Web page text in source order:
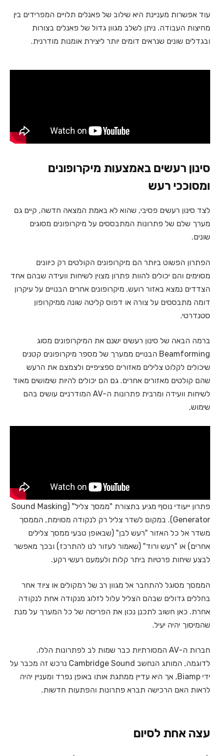
עוד אפשרות מעניינת היא שילוב של פאנלים תלויים המפרידים בין
מחיצות העבודה. ניתן לשלב מגוון גדול של פאנלים בצורות
ובגדלים שונים שנראים דומים יותר ליצירת אומנות מודרנית.
סינון רעשים באמצעות מיקרופונים
ומסוככי רעש
לצד סינון רעשים פסיבי, שהוא לא באמת המצאה חדשה, קיים גם
מערך שלם של פתרונות המתבססים על מיקרופונים מסוגים
שונים.
הפתרון הפשוט ביותר הם מיקרופונים הקולטים רק כיוונים
מסוימים והם יכולים להוות פתרון מצוין לשיחות וועידה שבהם אחד
הצדדים נמצא באזור רועש. מיקרופונים אחרים הבנויים על עיקרון
דומה מתבססים על צורה או דפוס קליטה שונה ממיקרופון
סטנדרטי.
ברמה הבאה של סינון רעשים ישנם את המיקרופונים מסוג
Beamforming הבנויים ממערך של מספר מיקרופונים קטנים
שיכולים לקלוט צלילים מאזורים ספציפיים ולצמצם את הרעש
שהם קולטים מאזורים אחרים. גם הם יכולים להיות שימושים מאוד
לשיחות וועידה ומרבית פתרונות ה-AV המודרניים עושים בהם
שימוש,
פתרון ייעודי נוסף מגיע בתצורת "ממסך צליל" (Sound Masking
Generator). במקום לשדר צליל רק לנקודה מסוימת, הממסך
משדר אל כל האזור "רעש לבן" (שבאופן טבעי ממסך צלילים
אחרים) או "רעש ורוד" (שאמור לעזור לנו להתרכז) ובכך מאפשר
לבצע שיחות פרטיות ביתר קלות ולעמעם רעשי רקע.
הממסך מסוגל להתחבר אל מגוון רב של רמקולים או ציוד אחר
בחללים גדולים שבהם הצליל עלול לזלוג מנקודה אחת לנקודה
אחרת. כאן חשוב לתכנן נכון את הפריסה של כל המערך על מנת
שהמיסוך יהיה יעיל.
חברות ה-AV המסורתיות כבר שמות לב לפתרונות הללו.
לדוגמה, המותג הנחשב Cambridge Sound נרכש זה מכבר על
ידי Biamp, אך היא עדיין ממתגת אותו באופן נפרד ומעניין יהיה
לראות האם הרכישה תברא פתרונות והפתעות חדשות.
עצה אחת לסיום